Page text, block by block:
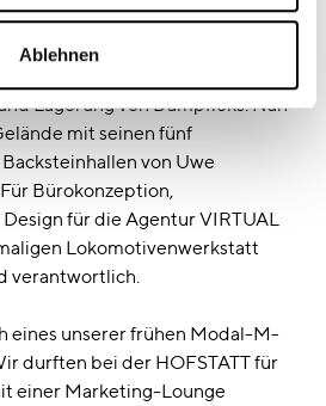
Ablehnen
Lagerung von Dampfloks. Nun
mit seinen fünf
von Uwe
Bürokonzeption,
für die Agentur VIRTUAL
Lokomotivenwerkstatt
verantwortlich.
eines unserer frühen Modal-M-
durften bei der HOFSTATT für
einer Marketing-Lounge